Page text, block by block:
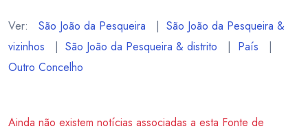
Ver: São João da Pesqueira | São João da Pesqueira &
vizinhos | São João da Pesqueira & distrito | País |
Outro Concelho
Ainda não existem notícias associadas a esta Fonte de